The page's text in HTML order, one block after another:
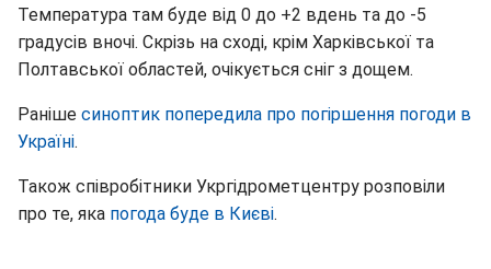
Температура там буде від 0 до +2 вдень та до -5
градусів вночі. Скрізь на сході, крім Харківської та
Полтавської областей, очікується сніг з дощем.
Раніше синоптик попередила про погіршення погоди в
Україні.
Також співробітники Укргідрометцентру розповіли
про те, яка погода буде в Києві.